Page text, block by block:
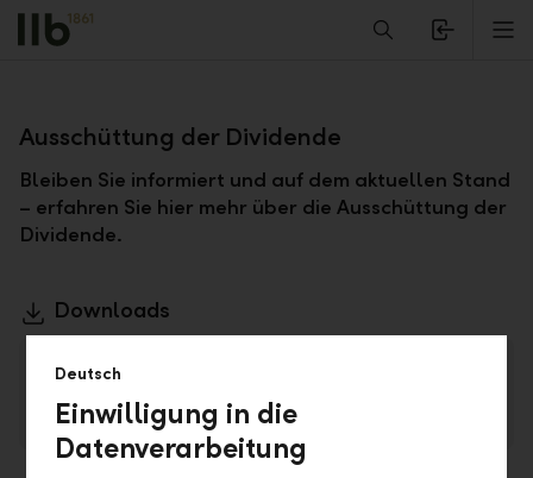
Alerts.Headline
Zurück
Ausschüttung der Dividende
Bleiben Sie informiert und auf dem aktuellen Stand
– erfahren Sie hier mehr über die Ausschüttung der
Dividende.
Downloads
2016 Beschlüsse der 24. ordentlichen
Landesbank AGPDF
Deutsch
Einwilligung in die
Datenverarbeitung